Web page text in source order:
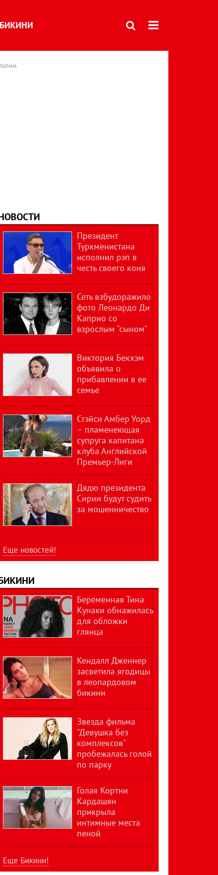
БИКИНИ
Президент
Туркменистана
исполнил рэп в
честь своего коня
Сеть взбудоражило
фото Леонардо Ди
Каприо со
взрослым "сыном"
Виктория Бекхэм
объявила о
прибавлении в ее
семье
Стэйси Амбер Уорд
– пламенеющая
супруга капитана
клуба Английской
Премьер-Лиги
Дядю президента
Сирии будут судить
за мошенничество
Еще новостей!
Беременная Тина
Кунаки обнажилась
для обложки
глянца
Кендалл Дженнер
засветила ягодицы
в леопардовом
бикини
Звезда фильма
"Девушка без
комплексов"
пробежалась голой
по парку
Голая Кортни
Кардашян
прикрыла
интимные места
пеной
Еще Бикини!